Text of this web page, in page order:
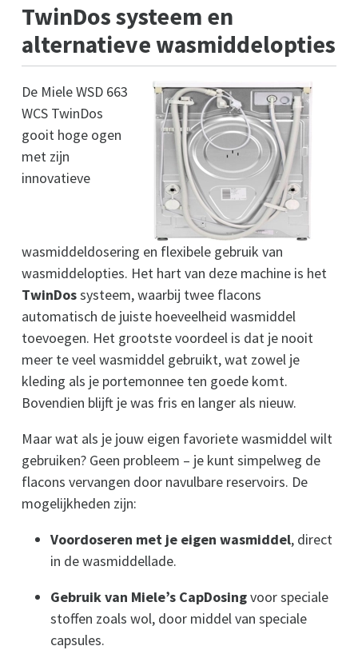
TwinDos systeem en
alternatieve wasmiddelopties
De Miele WSD 663
WCS TwinDos
gooit hoge ogen
met zijn
innovatieve
wasmiddeldosering en flexibele gebruik van
wasmiddelopties. Het hart van deze machine is het
TwinDossysteem, waarbij twee flacons
automatisch de juiste hoeveelheid wasmiddel
toevoegen. Het grootste voordeel is dat je nooit
meer te veel wasmiddel gebruikt, wat zowel je
kleding als je portemonnee ten goede komt.
Bovendien blijft je was fris en langer als nieuw.
Maar wat als je jouw eigen favoriete wasmiddel wilt
gebruiken? Geen probleem – je kunt simpelweg de
flacons vervangen door navulbare reservoirs. De
mogelijkheden zijn:
Voordoseren met je eigen wasmiddel, direct
in de wasmiddellade.
Gebruik van Miele’s CapDosingvoor speciale
stoffen zoals wol, door middel van speciale
capsules.